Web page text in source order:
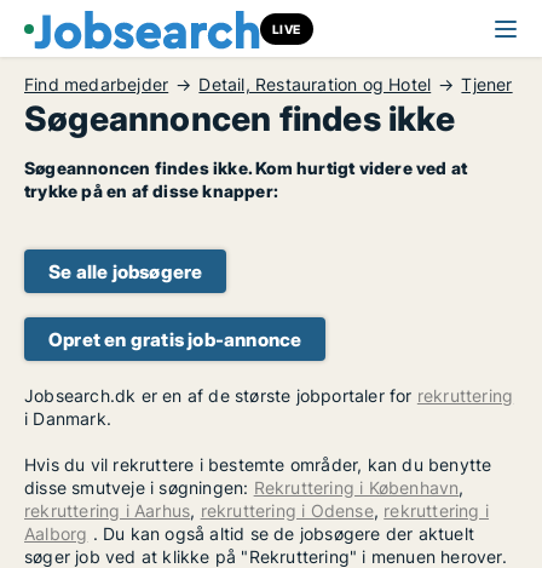
LIVE
Find medarbejder Detail, Restauration og Hotel Tjener
Søgeannoncen findes ikke
Søgeannoncen findes ikke. Kom hurtigt videre ved at
trykke på en af disse knapper:
Se alle jobsøgere
Opret en gratis job-annonce
Jobsearch.dk er en af de største jobportaler for rekruttering
i Danmark.
Hvis du vil rekruttere i bestemte områder, kan du benytte
disse smutveje i søgningen: Rekruttering i København,
rekruttering i Aarhus, rekruttering i Odense, rekruttering i
Aalborg . Du kan også altid se de jobsøgere der aktuelt
søger job ved at klikke på "Rekruttering" i menuen herover.